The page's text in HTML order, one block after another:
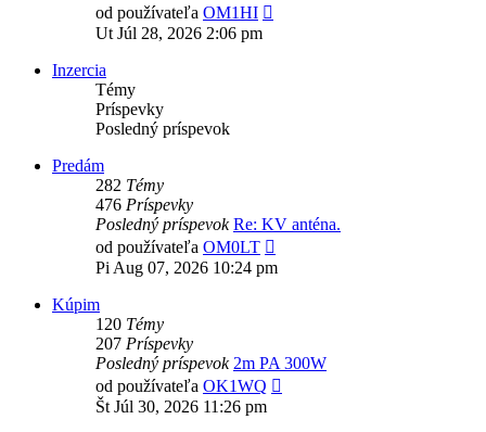
od používateľa OM1HI
Ut Júl 28, 2026 2:06 pm
Inzercia
Témy
Príspevky
Posledný príspevok
Predám
282 Témy
476 Príspevky
Posledný príspevok Re: KV anténa.
od používateľa OM0LT
posledný
Pi Aug 07, 2026 10:24 pm
Kúpim
120 Témy
207 Príspevky
Posledný príspevok 2m PA 300W
od používateľa OK1WQ
Št Júl 30, 2026 11:26 pm